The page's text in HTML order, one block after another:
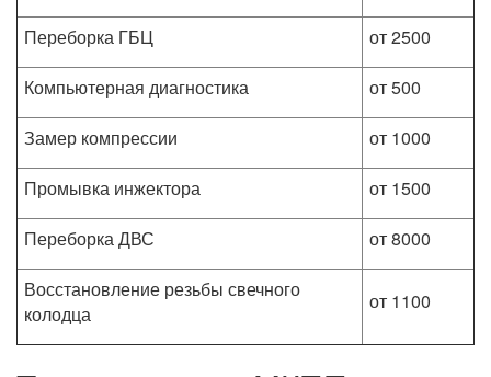
Переборка ГБЦ
от 2500
Компьютерная диагностика
от 500
Замер компрессии
от 1000
Промывка инжектора
от 1500
Переборка ДВС
от 8000
Восстановление резьбы свечного
колодца
от 1100